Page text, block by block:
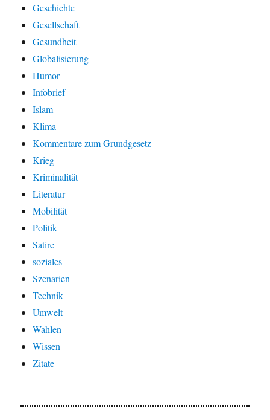
Geschichte
Gesellschaft
Gesundheit
Globalisierung
Humor
Infobrief
Islam
Klima
Kommentare zum Grundgesetz
Krieg
Kriminalität
Literatur
Mobilität
Politik
Satire
soziales
Szenarien
Technik
Umwelt
Wahlen
Wissen
Zitate